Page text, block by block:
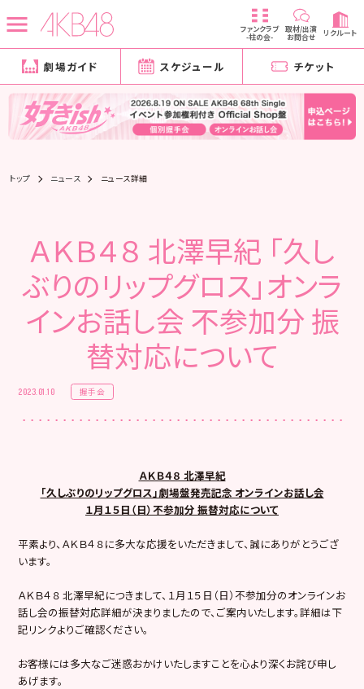
ファンクラブ
-柱の会-
取材/出演
お問合せ リクルート
劇場ガイド スケジュール チケット
トップ ニュース ニュース詳細
ＡＫＢ４８ 北澤早紀 「久し
ぶりのリップグロス」オンラ
インお話し会 不参加分 振
替対応について
2023.01.10 握手会
ＡＫＢ４８ 北澤早紀
「久しぶりのリップグロス」劇場盤発売記念 オンラインお話し会
１月１５日（日）不参加分 振替対応について
平素より、ＡＫＢ４８に多大な応援をいただきまして、誠にありがとうござ
います。
ＡＫＢ４８ 北澤早紀につきまして、１月１５日（日）不参加分のオンラインお
話し会の振替対応詳細が決まりましたので、ご案内いたします。詳細は下
記リンクよりご確認ください。
お客様には多大なご迷惑おかけいたしますことを心より深くお詫び申し
あげます。